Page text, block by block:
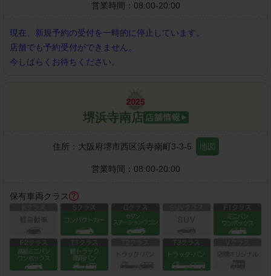
営業時間： 08:00-20:00
現在、新規予約の受付を一時的に停止しています。
店舗でも予約受付ができません。
今しばらくお待ちください。
堺浜寺南店
住所： 大阪府堺市西区浜寺南町3-3-5 地図
営業時間： 08:00-20:00
保有車両クラス